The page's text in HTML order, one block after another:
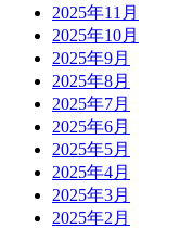
2025年11月
2025年10月
2025年9月
2025年8月
2025年7月
2025年6月
2025年5月
2025年4月
2025年3月
2025年2月